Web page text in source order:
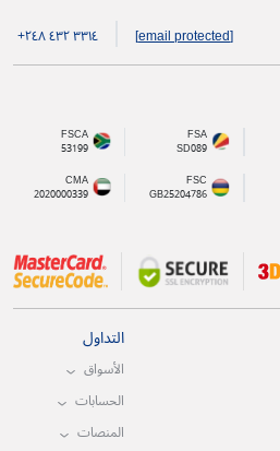
[email protected] +۲٤۸ ٤۳۲ ۳۳۱٤
FSA
SD089
FSCA
53199
FSC
GB25204786
CMA
2020000339
التداول
الأسواق
الحسابات
المنصات